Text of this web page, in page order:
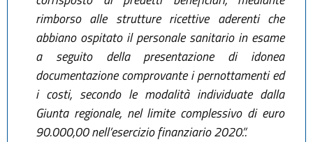
rimborso alle strutture ricettive aderenti che
abbiano ospitato il personale sanitario in esame
a seguito della presentazione di idonea
documentazione comprovante i pernottamenti ed
i costi, secondo le modalità individuate dalla
Giunta regionale, nel limite complessivo di euro
90.000,00 nell’esercizio finanziario 2020.”.